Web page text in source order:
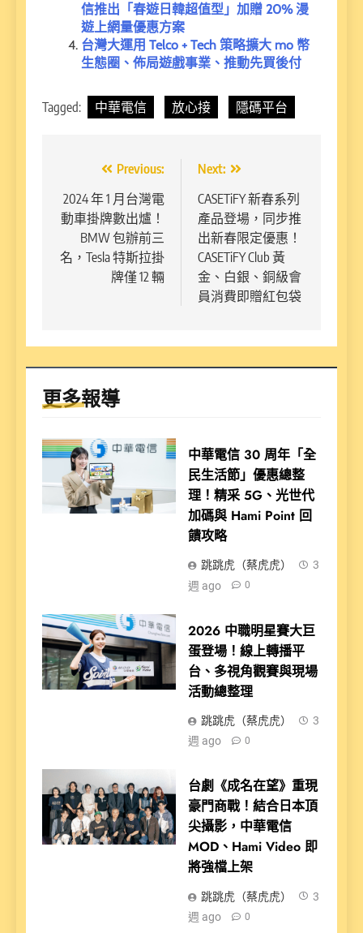
信推出「春遊日韓超值型」加贈 20% 漫
遊上網量優惠方案
台灣大運用 Telco + Tech 策略擴大 mo 幣
生態圈、佈局遊戲事業、推動先買後付
Tagged: 中華電信 放心接 隱碼平台
章
導
覽
Previous:
2024 年 1 月台灣電
動車掛牌數出爐！
BMW 包辦前三
名，Tesla 特斯拉掛
牌僅 12 輛
Next:
CASETiFY 新春系列
產品登場，同步推
出新春限定優惠！
CASETiFY Club 黃
金、白銀、銅級會
員消費即贈紅包袋
更多報導
中華電信 30 周年「全
民生活節」優惠總整
理！精采 5G、光世代
加碼與 Hami Point 回
饋攻略
跳跳虎（蔡虎虎）
3
週 ago
0
2026 中職明星賽大巨
蛋登場！線上轉播平
台、多視角觀賽與現場
活動總整理
跳跳虎（蔡虎虎）
3
週 ago
0
台劇《成名在望》重現
豪門商戰！結合日本頂
尖攝影，中華電信
MOD、Hami Video 即
將強檔上架
跳跳虎（蔡虎虎）
3
週 ago
0